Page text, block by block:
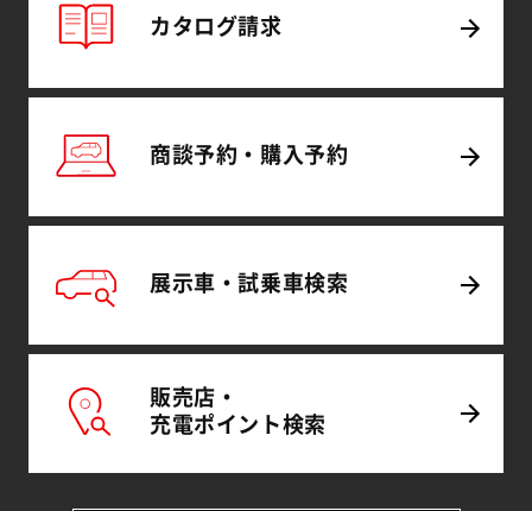
カタログ請求 （別ウィンドウで開く）
商談予約・ 購入予約 （別ウィンドウで
展示車・試乗車検索 （別ウィンドウで
販売店・
充電ポイント検索 （別ウィンドウで開